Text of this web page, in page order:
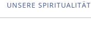
UNSERE SPIRITUALITÄT